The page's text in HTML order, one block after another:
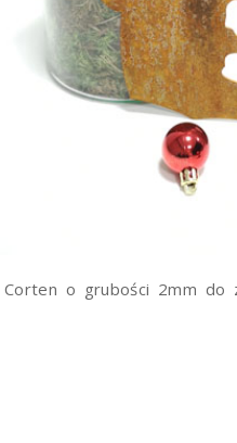
o grubości 2mm